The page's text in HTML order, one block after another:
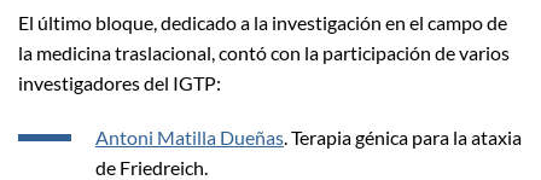
El último bloque, dedicado a la investigación en el campo de
la medicina traslacional, contó con la participación de varios
investigadores del IGTP:
Antoni Matilla Dueñas. Terapia génica para la ataxia
de Friedreich.